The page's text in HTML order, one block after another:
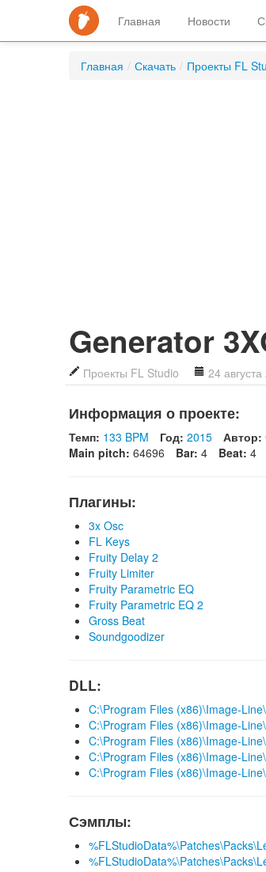
Главная Новости
Главная / Скачать / Проекты FL
Generator
Проекты FL Studio 24
Информация о проекте:
Темп: 133 BPM Год: 2015 Автор:
Main pitch: 64696 Bar: 4 Beat: 4
Плагины:
3x Osc
FL Keys
Fruity Delay 2
Fruity Limiter
Fruity Parametric EQ
Fruity Parametric EQ 2
Gross Beat
Soundgoodizer
DLL:
C:\Program Files (x86)\Image-
C:\Program Files (x86)\Image-
C:\Program Files (x86)\Image-
C:\Program Files (x86)\Image-
C:\Program Files (x86)\Image-
Сэмплы: